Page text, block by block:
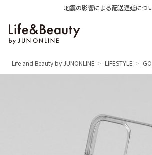
地震の影響による配送遅延につ
Life and Beauty by JUNONLINE LIFESTYLE